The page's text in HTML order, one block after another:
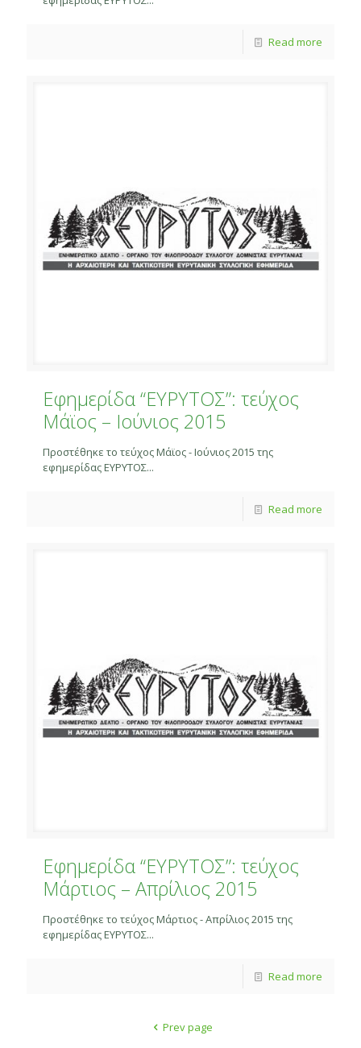
Read more
Εφημερίδα “ΕΥΡΥΤΟΣ”: τεύχος
Μάϊος – Ιούνιος 2015
Προστέθηκε το τεύχος Μάϊος - Ιούνιος 2015 της
εφημερίδας ΕΥΡΥΤΟΣ...
Read more
Εφημερίδα “ΕΥΡΥΤΟΣ”: τεύχος
Μάρτιος – Απρίλιος 2015
Προστέθηκε το τεύχος Μάρτιος - Απρίλιος 2015 της
εφημερίδας ΕΥΡΥΤΟΣ...
Read more
Prev page